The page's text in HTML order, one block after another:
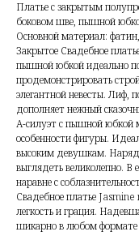
Платье с закрытым
боковом шве, пышной
Основной материал:
Закрытое Свадебное
пышной юбкой идеально
продемонстрировать
элегантной невесты.
дополняет нежный
А-силуэт с пышной юбкой
особенности фигуры.
высоким девушкам.
выглядеть великолепно. В
наравне с
Свадебное платье
легкость и грация.
шикарно в любом формате